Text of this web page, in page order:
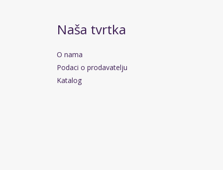
Naša tvrtka
O nama
Podaci o prodavatelju
Katalog